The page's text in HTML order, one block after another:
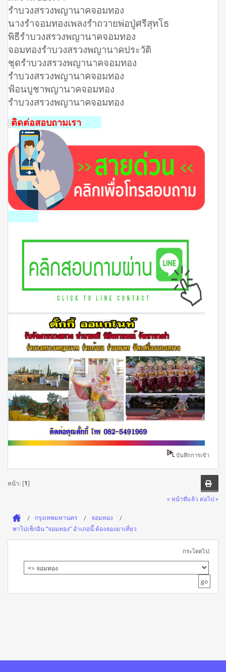
รำบวงสรวงพญานาคจอมทอง
นางรำจอมทองเพลงรําถวายพ่อปู่ศรีสุทโธ
พิธีรำบวงสรวงพญานาคจอมทอง
จอมทองรําบวงสรวงพญานาคประวัติ
ชุดรําบวงสรวงพญานาคจอมทอง
รําบวงสรวงพญานาคจอมทอง
ฟ้อนบูชาพญานาคจอมทอง
รําบวงสรวงพญานาคจอมทอง
ติดต่อสอบถามเรา
บันทึกการเข้า
หน้า: [1]
« หน้าที่แล้ว ต่อไป »
กรุงเทพมหานคร
จอมทอง
พาไปเช็กอิน “จอมทอง” อำเภอนี้ ต้องลองมาเที่ยว
กระโดดไป: